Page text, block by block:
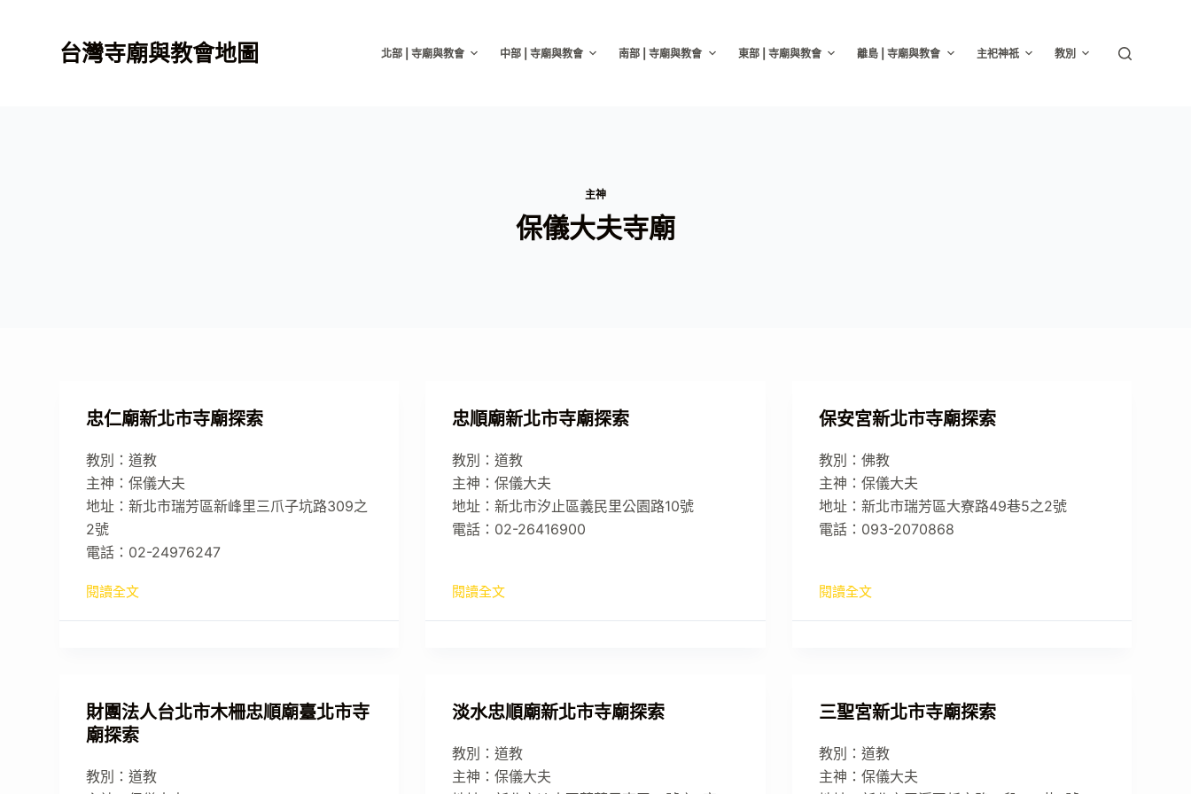
台灣寺廟與教會地圖 北部 | 寺廟與教會 中部 | 寺廟與教會 南部 | 寺廟與教會 東部 | 寺廟與教會 離島 | 寺廟與教會 主祀神祇 教別
主神
保儀大夫寺廟
忠仁廟新北市寺廟探索
教別：道教
主神：保儀大夫
地址：新北市瑞芳區新峰里三爪子坑路309之
2號
電話：02-24976247
閱讀全文
忠順廟新北市寺廟探索
教別：道教
主神：保儀大夫
地址：新北市汐止區義民里公園路10號
電話：02-26416900
閱讀全文
保安宮新北市寺廟探索
教別：佛教
主神：保儀大夫
地址：新北市瑞芳區大寮路49巷5之2號
電話：093-2070868
閱讀全文
財團法人台北市木柵忠順廟臺北市寺
廟探索
教別：道教
淡水忠順廟新北市寺廟探索
教別：道教
主神：保儀大夫
三聖宮新北市寺廟探索
教別：道教
主神：保儀大夫